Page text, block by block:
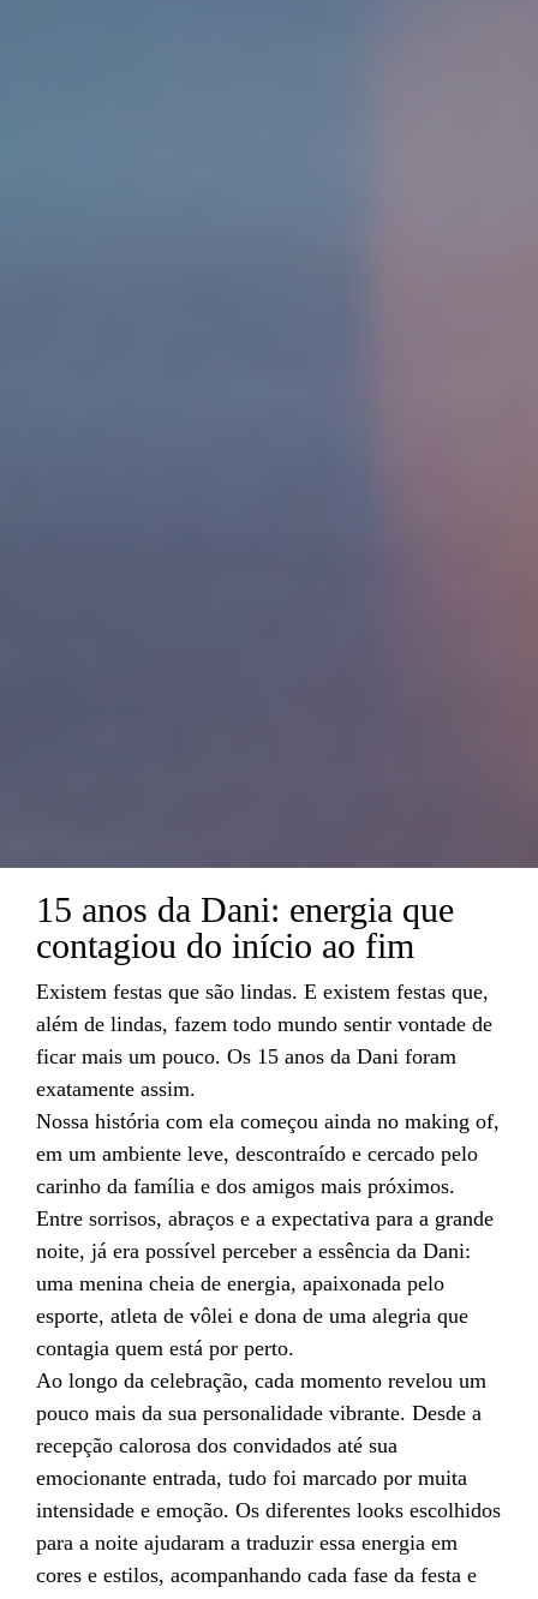
15 anos da Dani: energia que
contagiou do início ao fim
Existem festas que são lindas. E existem festas que,
além de lindas, fazem todo mundo sentir vontade de
ficar mais um pouco. Os 15 anos da Dani foram
exatamente assim.
Nossa história com ela começou ainda no making of,
em um ambiente leve, descontraído e cercado pelo
carinho da família e dos amigos mais próximos.
Entre sorrisos, abraços e a expectativa para a grande
noite, já era possível perceber a essência da Dani:
uma menina cheia de energia, apaixonada pelo
esporte, atleta de vôlei e dona de uma alegria que
contagia quem está por perto.
Ao longo da celebração, cada momento revelou um
pouco mais da sua personalidade vibrante. Desde a
recepção calorosa dos convidados até sua
emocionante entrada, tudo foi marcado por muita
intensidade e emoção. Os diferentes looks escolhidos
para a noite ajudaram a traduzir essa energia em
cores e estilos, acompanhando cada fase da festa e